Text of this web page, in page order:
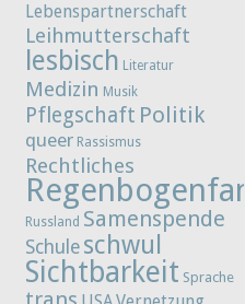
Lebenspartnerschaft
Leihmutterschaft
lesbisch Literatur
Medizin Musik
Pflegschaft Politik
queer Rassismus
Rechtliches
Russland Samenspende
Schule schwul
Sichtbarkeit Sprache